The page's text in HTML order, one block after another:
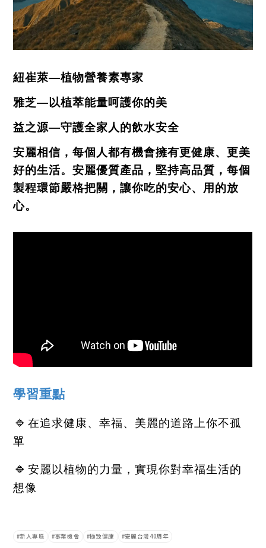
紐崔萊—植物營養素專家
雅芝— 以植萃能量呵護你的美
益之源—守護全家人的飲水安全
安麗相信，每個人都有機會擁有更健康、更美
好的生活。安麗優質產品，堅持高品質，每個
製程環節嚴格把關，讓你吃的安心、用的放
心。
學習重點
🔹在追求健康、幸福、美麗的道路上你不孤
單
🔹安麗以植物的力量，實現你對幸福生活的
想像
新人專區 事業機會 極致健康 安麗台灣40周年